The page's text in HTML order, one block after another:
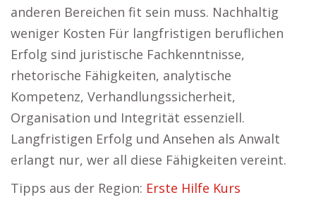
anderen Bereichen fit sein muss. Nachhaltig
weniger Kosten Für langfristigen beruflichen
Erfolg sind juristische Fachkenntnisse,
rhetorische Fähigkeiten, analytische
Kompetenz, Verhandlungssicherheit,
Organisation und Integrität essenziell.
Langfristigen Erfolg und Ansehen als Anwalt
erlangt nur, wer all diese Fähigkeiten vereint.
Tipps aus der Region: Erste Hilfe Kurs